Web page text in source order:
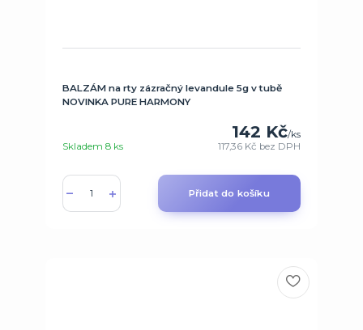
BALZÁM na rty zázračný levandule 5g v tubě
NOVINKA PURE HARMONY
142 Kč/ks
117,36 Kč bez DPH
Skladem 8 ks
Přidat do košíku